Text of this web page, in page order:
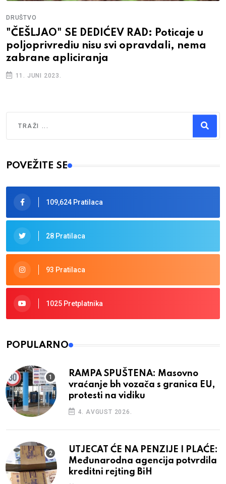
DRUŠTVO
"ČEŠLJAO" SE DEDIĆEV RAD: Poticaje u
poljoprivrediu nisu svi opravdali, nema
zabrane apliciranja
11. JUNI 2023.
Type 2 or more characters for results.
POVEŽITE SE
109,624 Pratilaca
28 Pratilaca
93 Pratilaca
1025 Pretplatnika
POPULARNO
RAMPA SPUŠTENA: Masovno
vraćanje bh vozača s granica EU,
protesti na vidiku
4. AVGUST 2026.
UTJECAT ĆE NA PENZIJE I PLAĆE:
Međunarodna agencija potvrdila
kreditni rejting BiH